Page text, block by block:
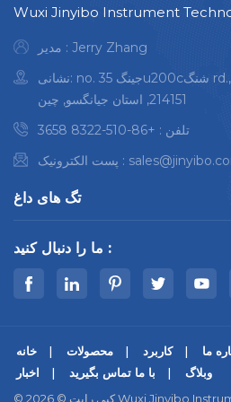
ایمن و غیر تابشی
هزینه مالک پایین
تحلیل گرید و ترکیب
آلیاژ آلومینیوم
Wuxi Jinyibo Instrument
مدیر : Jerry Zhang
نشانی: no. 35 جینگu200cشنگ rd., منطقه هویشان, شهر ووکسی,
214151, استان جیانگسو, چین
تلفن : +86-510-8322 3658
پست الکترونیک :
تگ های داغ
ما را دنبال کنید :
خانه محصولات کاربرد ما
اخبار
با ما تماس بگیرید
وبلاگ
© کپی رایت © 2026 Wuxi Jinyibo Instrument Technology Co.,Ltd